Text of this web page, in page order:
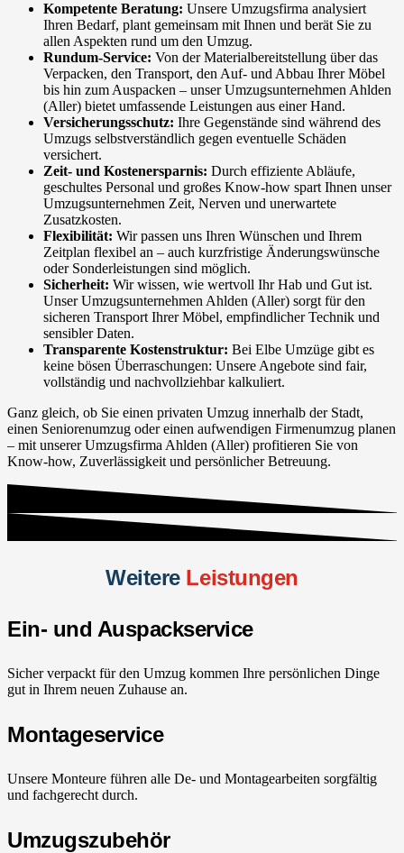
Kompetente Beratung: Unsere Umzugsfirma analysiert
Ihren Bedarf, plant gemeinsam mit Ihnen und berät Sie zu
allen Aspekten rund um den Umzug.
Rundum-Service: Von der Materialbereitstellung über das
Verpacken, den Transport, den Auf- und Abbau Ihrer Möbel
bis hin zum Auspacken – unser Umzugsunternehmen Ahlden
(Aller) bietet umfassende Leistungen aus einer Hand.
Versicherungsschutz: Ihre Gegenstände sind während des
Umzugs selbstverständlich gegen eventuelle Schäden
versichert.
Zeit- und Kostenersparnis: Durch effiziente Abläufe,
geschultes Personal und großes Know-how spart Ihnen unser
Umzugsunternehmen Zeit, Nerven und unerwartete
Zusatzkosten.
Flexibilität: Wir passen uns Ihren Wünschen und Ihrem
Zeitplan flexibel an – auch kurzfristige Änderungswünsche
oder Sonderleistungen sind möglich.
Sicherheit: Wir wissen, wie wertvoll Ihr Hab und Gut ist.
Unser Umzugsunternehmen Ahlden (Aller) sorgt für den
sicheren Transport Ihrer Möbel, empfindlicher Technik und
sensibler Daten.
Transparente Kostenstruktur: Bei Elbe Umzüge gibt es
keine bösen Überraschungen: Unsere Angebote sind fair,
vollständig und nachvollziehbar kalkuliert.
Ganz gleich, ob Sie einen privaten Umzug innerhalb der Stadt,
einen Seniorenumzug oder einen aufwendigen Firmenumzug planen
– mit unserer Umzugsfirma Ahlden (Aller) profitieren Sie von
Know-how, Zuverlässigkeit und persönlicher Betreuung.
Weitere Leistungen
Ein- und Auspackservice
Sicher verpackt für den Umzug kommen Ihre persönlichen Dinge
gut in Ihrem neuen Zuhause an.
Montageservice
Unsere Monteure führen alle De- und Montagearbeiten sorgfältig
und fachgerecht durch.
Umzugszubehör